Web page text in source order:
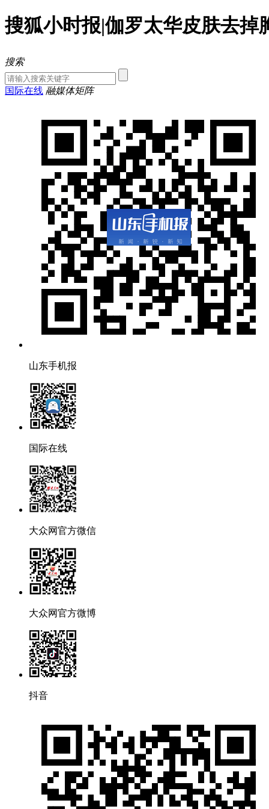
搜狐小时报|伽罗太华皮肤去
搜索
国际在线 融媒体矩阵
山东手机报
国际在线
大众网官方微信
大众网官方微博
抖音